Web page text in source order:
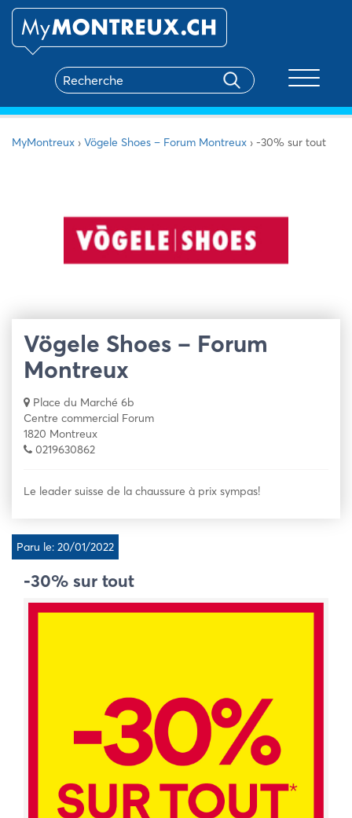
MyMontreux › Vögele Shoes – Forum Montreux › -30% sur tout
Vögele Shoes – Forum
Montreux
Place du Marché 6b
Centre commercial Forum
1820 Montreux
0219630862
Le leader suisse de la chaussure à prix sympas!
Paru le: 20/01/2022
-30% sur tout